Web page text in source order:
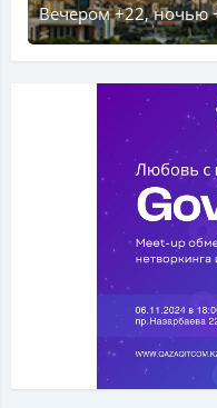
Вечером +22, ночью